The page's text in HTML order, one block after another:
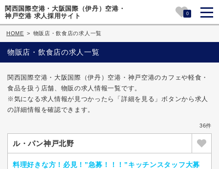
関西国際空港・大阪国際（伊丹）空港・
神戸空港 求人採用サイト
0
HOME > 物販店・飲食店の求人一覧
物販店・飲食店の求人一覧
関西国際空港・大阪国際（伊丹）空港・神戸空港のカフェや軽食・
食品を扱う店舗、物販の求人情報一覧です。
※気になる求人情報が見つかったら「詳細を見る」ボタンから求人
の詳細情報を確認できます。
36件
ル・パン神戸北野
料理好きな方！必見！”急募！！！”キッチンスタッフ大募